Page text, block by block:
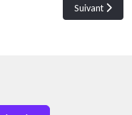
immortel Article
Suivant